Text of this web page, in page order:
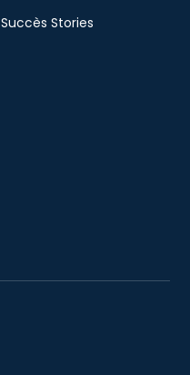
Succès Stories